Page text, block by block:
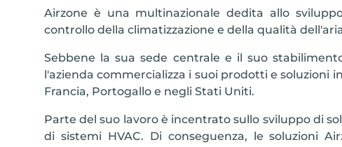
Airzone è una multinazionale dedita allo
controllo della climatizzazione e della qualità
Sebbene la sua sede centrale e il suo
l'azienda commercializza i suoi prodotti e soluzioni
Francia, Portogallo e negli Stati Uniti.
Parte del suo lavoro è incentrato sullo sviluppo di
di sistemi HVAC. Di conseguenza, le soluzioni